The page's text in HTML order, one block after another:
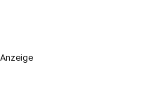
Anzeige